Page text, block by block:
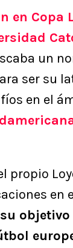
en Copa
un
ser su
en el
propio
en
su objetivo